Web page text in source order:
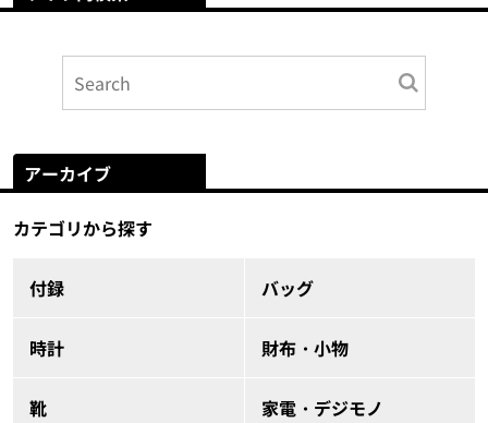
アーカイブ
カテゴリから探す
付録 バッグ
時計 財布・小物
靴 家電・デジモノ